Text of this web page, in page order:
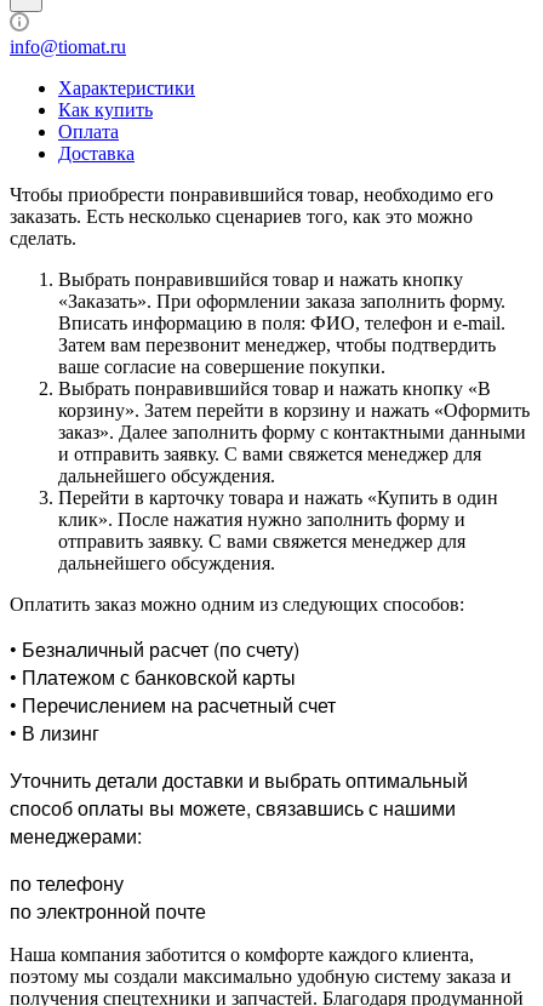
info@tiomat.ru
Характеристики
Как купить
Оплата
Доставка
Чтобы приобрести понравившийся товар, необходимо его
заказать. Есть несколько сценариев того, как это можно
сделать.
Выбрать понравившийся товар и нажать кнопку
«Заказать». При оформлении заказа заполнить форму.
Вписать информацию в поля: ФИО, телефон и e-mail.
Затем вам перезвонит менеджер, чтобы подтвердить
ваше согласие на совершение покупки.
Выбрать понравившийся товар и нажать кнопку «В
корзину». Затем перейти в корзину и нажать «Оформить
заказ». Далее заполнить форму с контактными данными
и отправить заявку. С вами свяжется менеджер для
дальнейшего обсуждения.
Перейти в карточку товара и нажать «Купить в один
клик». После нажатия нужно заполнить форму и
отправить заявку. С вами свяжется менеджер для
дальнейшего обсуждения.
Оплатить заказ можно одним из следующих способов:
• Безналичный расчет (по счету)
• Платежом с банковской карты
• Перечислением на расчетный счет
• В лизинг
Уточнить детали доставки и выбрать оптимальный
способ оплаты вы можете, связавшись с нашими
менеджерами:
по телефону
по электронной почте
Наша компания заботится о комфорте каждого клиента,
поэтому мы создали максимально удобную систему заказа и
получения спецтехники и запчастей. Благодаря продуманной